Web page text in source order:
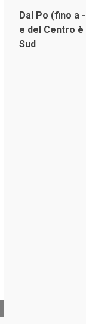
Dal Po (fino a
e del Centro
Sud